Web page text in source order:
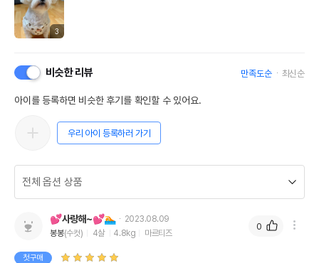
3
비슷한 리뷰 만족도순 최신순
아이를 등록하면 비슷한 후기를 확인할 수 있어요.
우리 아이 등록하러 가기
💕사랑해~💕🏊
2023.08.09
봉봉(수컷) 4살 4.8kg 마르티즈
첫구매
0